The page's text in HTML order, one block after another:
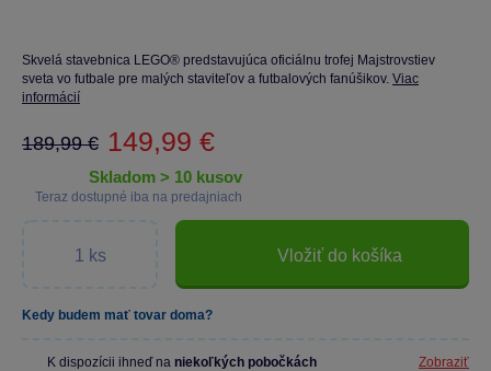
Skvelá stavebnica LEGO® predstavujúca oficiálnu trofej Majstrovstiev
sveta vo futbale pre malých staviteľov a futbalových fanúšikov. Viac
informácií
189,99 € 149,99 €
skladom > 10 kusov
Teraz dostupné iba na predajniach
Vložiť do košíka
Kedy budem mať tovar doma?
K dispozícii ihneď na niekoľkých pobočkách Zobraziť